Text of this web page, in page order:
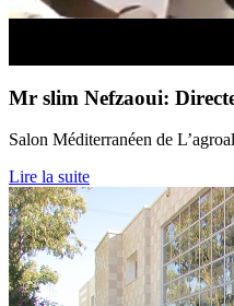
Mr slim Nefzaoui:
Salon Méditerranéen de
Lire la suite